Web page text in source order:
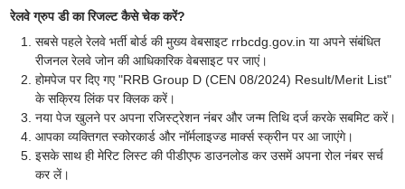
रेलवे ग्रुप डी का रिजल्ट कैसे चेक करें?
सबसे पहले रेलवे भर्ती बोर्ड की मुख्य वेबसाइट rrbcdg.gov.in या अपने संबंधित
रीजनल रेलवे जोन की आधिकारिक वेबसाइट पर जाएं।
होमपेज पर दिए गए "RRB Group D (CEN 08/2024) Result/Merit List"
के सक्रिय लिंक पर क्लिक करें।
नया पेज खुलने पर अपना रजिस्ट्रेशन नंबर और जन्म तिथि दर्ज करके सबमिट करें।
आपका व्यक्तिगत स्कोरकार्ड और नॉर्मलाइज्ड मार्क्स स्क्रीन पर आ जाएंगे।
इसके साथ ही मेरिट लिस्ट की पीडीएफ डाउनलोड कर उसमें अपना रोल नंबर सर्च
कर लें।